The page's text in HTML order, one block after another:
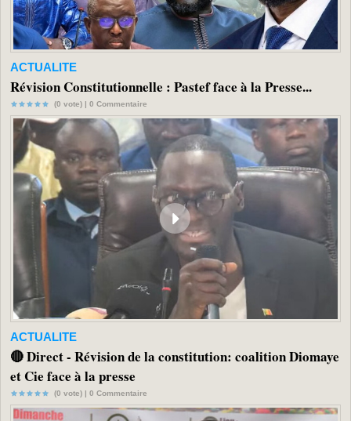
ACTUALITE
Révision Constitutionnelle : Pastef face à la Presse...
(0 vote) | 0 Commentaire
ACTUALITE
🔴 Direct - Révision de la constitution: coalition Diomaye
et Cie face à la presse
(0 vote) | 0 Commentaire